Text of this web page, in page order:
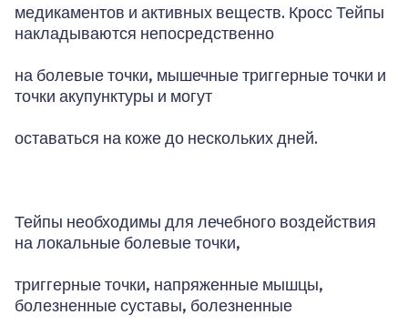
медикаментов и активных веществ. Кросс Тейпы
накладываются непосредственно
на болевые точки, мышечные триггерные точки и
точки акупунктуры и могут
оставаться на коже до нескольких дней.
Тейпы необходимы для лечебного воздействия
на локальные болевые точки,
триггерные точки, напряженные мышцы,
болезненные суставы, болезненные